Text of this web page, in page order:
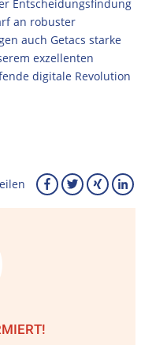
Entscheidungsfindung
an robuster
auch Getacs starke
exzellenten
digitale Revolution